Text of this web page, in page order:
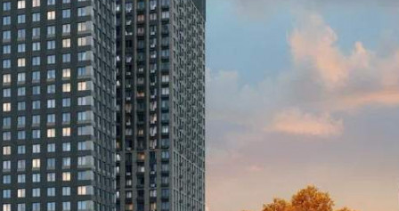
О помещении
Где находится
Контакты
Другие объявления
Характеристики помещения
№ объявления
115349
Дата размещения
29.07.2025
Город
Москва
Адрес